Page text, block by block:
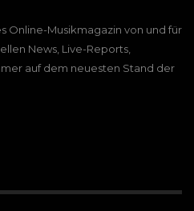
Online-Musikmagazin von und für
News, Live-Reports,
auf dem neuesten Stand der